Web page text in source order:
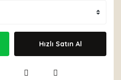
Hızlı Satın Al